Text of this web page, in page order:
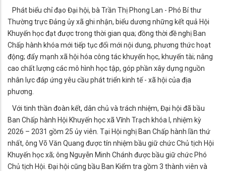
Phát biểu chỉ đạo Đại hội, bà Trần Thị Phong Lan - Phó Bí thư
Thường trực Đảng ủy xã ghi nhận, biểu dương những kết quả Hội
Khuyến học đạt được trong thời gian qua; đồng thời đề nghị Ban
Chấp hành khóa mới tiếp tục đổi mới nội dung, phương thức hoạt
động; đẩy mạnh xã hội hóa công tác khuyến học, khuyến tài; nâng
cao chất lượng các mô hình học tập, góp phần xây dựng nguồn
nhân lực đáp ứng yêu cầu phát triển kinh tế - xã hội của địa
phương.
​Với tinh thần đoàn kết, dân chủ và trách nhiệm, Đại hội đã bầu
Ban Chấp hành Hội Khuyến học xã Vĩnh Trạch khóa I, nhiệm kỳ
2026 – 2031 gồm 25 ủy viên. Tại Hội nghị Ban Chấp hành lần thứ
nhất, ông Võ Văn Quang được tín nhiệm bầu giữ chức Chủ tịch Hội
Khuyến học xã; ông Nguyễn Minh Chánh được bầu giữ chức Phó
Chủ tịch Hội. Đại hội cũng bầu Ban Kiểm tra gồm 3 thành viên và